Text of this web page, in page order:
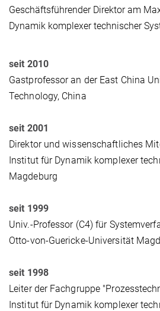
Geschäftsführender Direktoram
Dynamik komplexer technischer
seit 2010
Gastprofessor an der East China
Technology, China
seit 2001
Direktor und wissenschaftliches
Institut für Dynamik komplexer
Magdeburg
seit 1999
Univ.-Professor (C4) für
Otto-von-Guericke-Universität
seit 1998
Leiter der Fachgruppe
Institut für Dynamik komplexer